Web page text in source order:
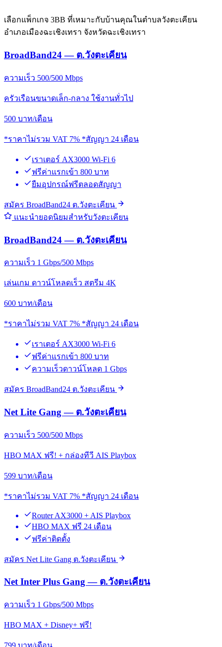
เลือกแพ็กเกจ 3BB ที่เหมาะกับบ้านคุณในตำบลวังตะเคียน
อำเภอเมืองฉะเชิงเทรา จังหวัดฉะเชิงเทรา
BroadBand24 — ต.วังตะเคียน
ความเร็ว 500/500 Mbps
ครัวเรือนขนาดเล็ก-กลาง ใช้งานทั่วไป
500 บาท/เดือน
*ราคาไม่รวม VAT 7% *สัญญา 24 เดือน
เราเตอร์ AX3000 Wi-Fi 6
ฟรีค่าแรกเข้า 800 บาท
ยืมอุปกรณ์ฟรีตลอดสัญญา
สมัคร BroadBand24 ต.วังตะเคียน
แนะนำยอดนิยมสำหรับวังตะเคียน
BroadBand24 — ต.วังตะเคียน
ความเร็ว 1 Gbps/500 Mbps
เล่นเกม ดาวน์โหลดเร็ว สตรีม 4K
600 บาท/เดือน
*ราคาไม่รวม VAT 7% *สัญญา 24 เดือน
เราเตอร์ AX3000 Wi-Fi 6
ฟรีค่าแรกเข้า 800 บาท
ความเร็วดาวน์โหลด 1 Gbps
สมัคร BroadBand24 ต.วังตะเคียน
Net Lite Gang — ต.วังตะเคียน
ความเร็ว 500/500 Mbps
HBO MAX ฟรี! + กล่องทีวี AIS Playbox
599 บาท/เดือน
*ราคาไม่รวม VAT 7% *สัญญา 24 เดือน
Router AX3000 + AIS Playbox
HBO MAX ฟรี 24 เดือน
ฟรีค่าติดตั้ง
สมัคร Net Lite Gang ต.วังตะเคียน
Net Inter Plus Gang — ต.วังตะเคียน
ความเร็ว 1 Gbps/500 Mbps
HBO MAX + Disney+ ฟรี!
799 บาท/เดือน